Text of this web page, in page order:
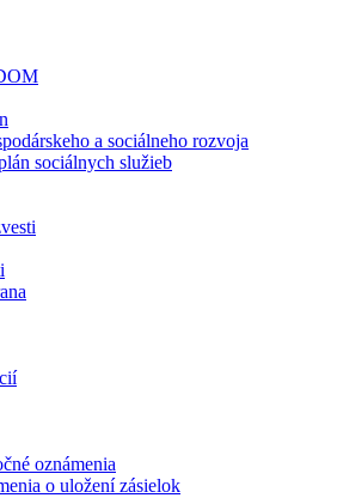
a sociálneho rozvoja
sociálnych služieb
oznámenia
o uložení zásielok